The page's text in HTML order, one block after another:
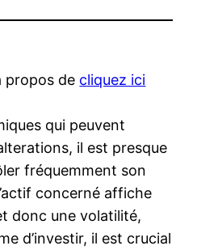
propos de cliquez ici
qui peuvent
il est presque
fréquemment son
concerné affiche
donc une volatilité,
d’investir, il est crucial